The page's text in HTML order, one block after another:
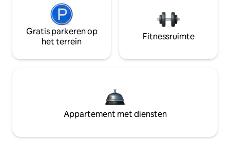
Gratis parkeren op
het terrein
Fitnessruimte
Appartement met diensten